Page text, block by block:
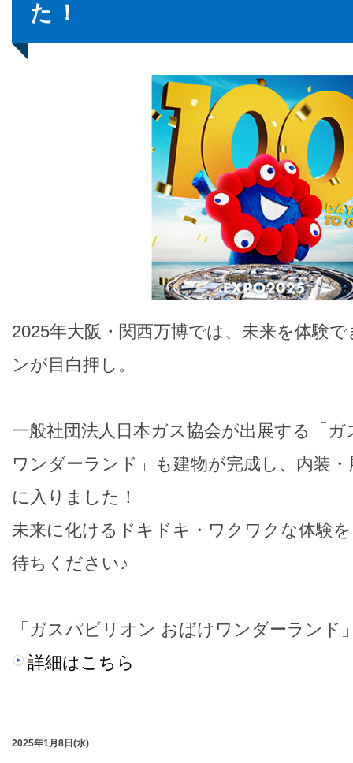
た！
2025年大阪・関西万博では、未来を体験
ンが目白押し。
一般社団法人日本ガス協会が出展する「
ワンダーランド」も建物が完成し、内装
に入りました！
未来に化けるドキドキ・ワクワクな体験
待ちください♪
「ガスパビリオン おばけワンダーランド
詳細はこちら
2025年1月8日(水)